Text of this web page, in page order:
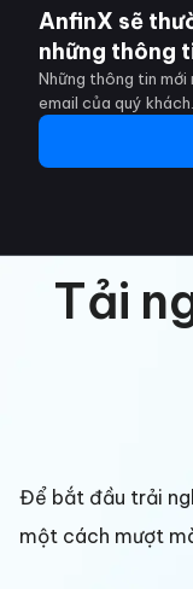
AnfinX sẽ
những thông
Những thông tin
email của quý khách.
Tải
Để bắt đầu trải
một cách mượt